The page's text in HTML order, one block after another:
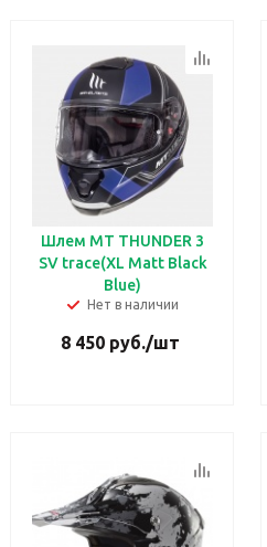
Шлем MT THUNDER 3
SV trace(XL Matt Black
Blue)
Нет в наличии
8 450 руб./шт